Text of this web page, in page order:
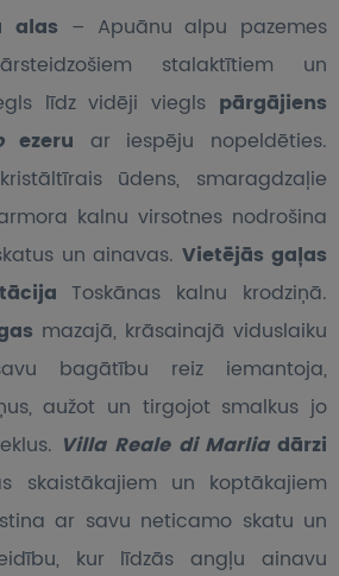
alas – Apuānu alpu pazemes
stalaktītiem un
līdz vidēji viegls pārgājiens
ezeru ar iespēju nopeldēties.
ūdens, smaragdzaļie
kalnu virsotnes nodrošina
un ainavas. Vietējās gaļas
Toskānas kalnu krodziņā.
mazajā, krāsainajā viduslaiku
bagātību reiz iemantoja,
aužot un tirgojot smalkus jo
Villa Reale di Marliadārzi
skaistākajiem un koptākajiem
ar savu neticamo skatu un
kur līdzās angļu ainavu